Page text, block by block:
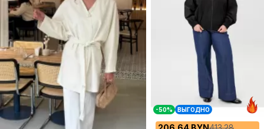
-50% ВЫГОДНО